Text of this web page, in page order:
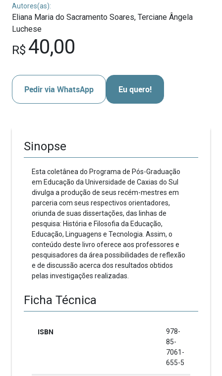
Autores(as):
Eliana Maria do Sacramento Soares, Terciane Ângela
Luchese
R$ 40,00
Pedir via WhatsApp Eu quero!
Sinopse
Esta coletânea do Programa de Pós-Graduação
em Educação da Universidade de Caxias do Sul
divulga a produção de seus recém-mestres em
parceria com seus respectivos orientadores,
oriunda de suas dissertações, das linhas de
pesquisa: História e Filosofia da Educação,
Educação, Linguagens e Tecnologia. Assim, o
conteúdo deste livro oferece aos professores e
pesquisadores da área possibilidades de reflexão
e de discussão acerca dos resultados obtidos
pelas investigações realizadas.
Ficha Técnica
ISBN
978-
85-
7061-
655-5